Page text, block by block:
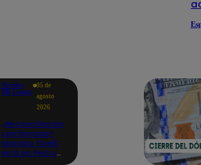
Arriba
Mi Gente
05 de
agosto
2026
¿Reconciliación
confirmada?
Marcelo Tinelli
está en Perú y